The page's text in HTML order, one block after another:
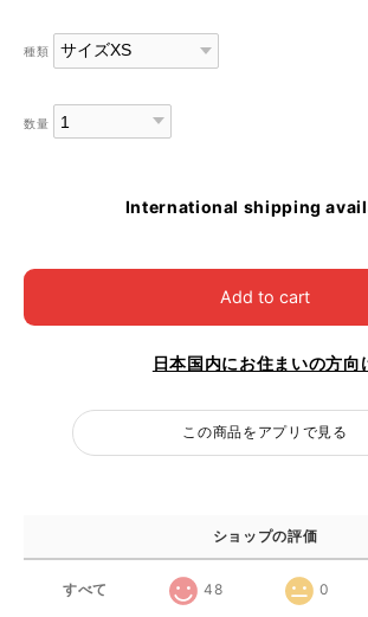
種類
数量
International shipping
Add to cart
日本国内にお住まいの方向
この商品をアプリで見る
ショップの評価
すべて 48 0